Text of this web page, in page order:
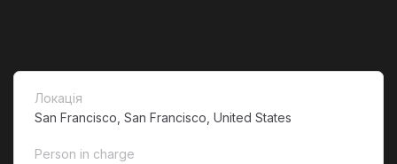
Локація
San Francisco, San Francisco, United States
Person in charge